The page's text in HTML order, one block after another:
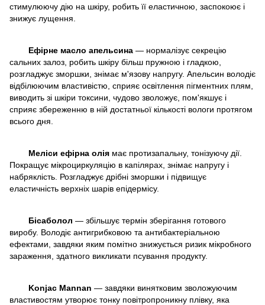
стимулюючу дію на шкіру, робить її еластичною, заспокоює і
знижує лущення.
Ефірне масло апельсина — нормалізує секрецію
сальних залоз, робить шкіру більш пружною і гладкою,
розгладжує зморшки, знімає м'язову напругу. Апельсин володіє
відбілюючим властивістю, сприяє освітлення пігментних плям,
виводить зі шкіри токсини, чудово зволожує, пом'якшує і
сприяє збереженню в ній достатньої кількості вологи протягом
всього дня.
Меліси ефірна олія має протизапальну, тонізуючу дії.
Покращує мікроциркуляцію в капілярах, знімає напругу і
набряклість. Розгладжує дрібні зморшки і підвищує
еластичність верхніх шарів епідермісу.
Бісаболол — збільшує термін зберігання готового
виробу. Володіє антигрибковою та антибактеріальною
ефектами, завдяки яким помітно знижується ризик мікробного
зараження, здатного викликати псування продукту.
Konjac Mannan — завдяки винятковим зволожуючим
властивостям утворює тонку повітропроникну плівку, яка